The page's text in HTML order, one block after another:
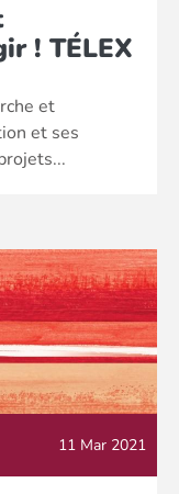
! TÉLEX
et
et ses
11 Mar 2021